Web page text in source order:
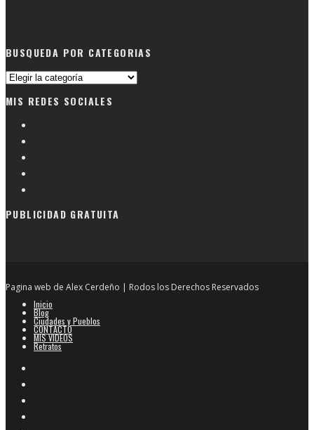
BUSQUEDA POR CATEGORIAS
Busqueda
categorias
MIS REDES SOCIALES
PUBLICIDAD GRATUITA
Pagina web de Alex Cerdeño | Rodos los Derechos Reservados
Inicio
Blog
Ciudades y Pueblos
CONTACTO
MIS VIDEOS
Retratos